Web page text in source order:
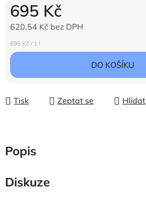
695 Kč
620,54 Kč bez DPH
Měrná cena:
695 Kč / 1 l
DO KOŠÍKU
Tisk Zeptat se Hlídat
Popis
Diskuze